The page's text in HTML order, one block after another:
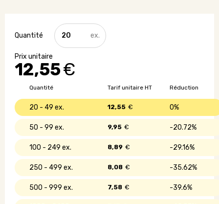
12,55€
quantité
de
Gourde
publicitaire
en
Quantité Réduction
Tarif unitaire HT
20 - 49 0%
12,55 €
50 - 99 20.72%
9,95 €
100 - 249 29.16%
8,89 €
250 - 499 35.62%
8,08 €
500 - 999 39.6%
7,58 €